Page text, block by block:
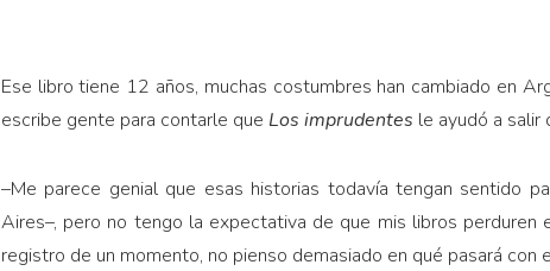
Ese libro tiene 12 años, muchas costumbres han cambiado en
escribe gente para contarle que Los imprudentes le ayudó a salir
–Me parece genial que esas historias todavía tengan sentido
Aires–, pero no tengo la expectativa de que mis libros
registro de un momento, no pienso demasiado en qué pasará con